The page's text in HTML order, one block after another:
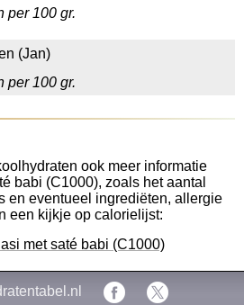
per 100 gr.
(Jan)
per 100 gr.
ook meer informatie
babi (C1000), zoals het aantal
en eventueel ingrediëten, allergie
een kijkje op calorielijst:
met saté babi (C1000)